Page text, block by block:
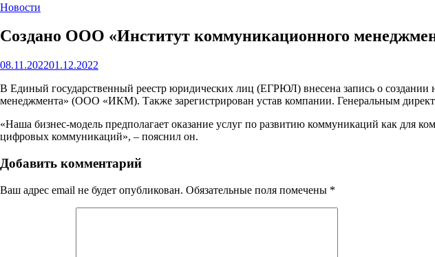
Новости
Создано ООО «Институт коммуникационного
08.11.202201.12.2022
В Единый государственный реестр юридических лиц (ЕГРЮЛ) внесена запись о
менеджмента» (ООО «ИКМ). Также зарегистрирован устав компании. Генеральным
«Наша бизнес-модель предполагает оказание услуг по развитию коммуникаций как для
цифровых коммуникаций», – пояснил он.
Добавить комментарий
Ваш адрес email не будет опубликован. Обязательные поля помечены *